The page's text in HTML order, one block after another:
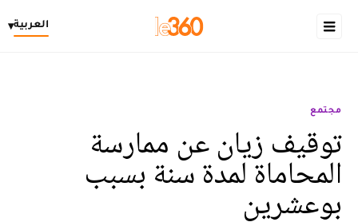
العربية▾
مجتمع
توقيف زيان عن ممارسة
المحاماة لمدة سنة بسبب
بوعشرين